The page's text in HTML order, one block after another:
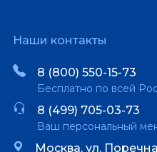
Наши контакты
8 (800) 550-15-73
Бесплатно по всей
8 (499) 705-03-73
Ваш персональный
Москва, ул.